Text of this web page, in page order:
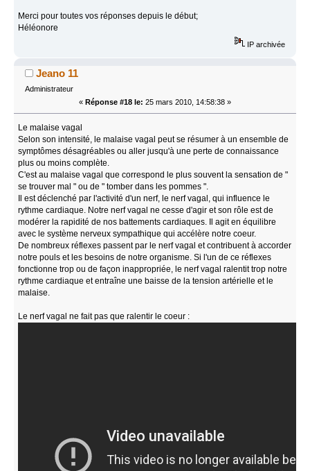
Merci pour toutes vos réponses depuis le début;
Héléonore
IP archivée
Jeano 11
Administrateur
« Réponse #18 le: 25 mars 2010, 14:58:38 »
Le malaise vagal
Selon son intensité, le malaise vagal peut se résumer à un ensemble de
symptômes désagréables ou aller jusqu'à une perte de connaissance
plus ou moins complète.
C'est au malaise vagal que correspond le plus souvent la sensation de "
se trouver mal " ou de " tomber dans les pommes ".
Il est déclenché par l'activité d'un nerf, le nerf vagal, qui influence le
rythme cardiaque. Notre nerf vagal ne cesse d'agir et son rôle est de
modérer la rapidité de nos battements cardiaques. Il agit en équilibre
avec le système nerveux sympathique qui accélère notre coeur.
De nombreux réflexes passent par le nerf vagal et contribuent à accorder
notre pouls et les besoins de notre organisme. Si l'un de ce réflexes
fonctionne trop ou de façon inappropriée, le nerf vagal ralentit trop notre
rythme cardiaque et entraîne une baisse de la tension artérielle et le
malaise.
Le nerf vagal ne fait pas que ralentir le coeur :